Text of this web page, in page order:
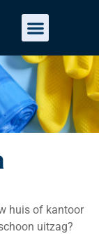
huis of kantoor
uitzag?